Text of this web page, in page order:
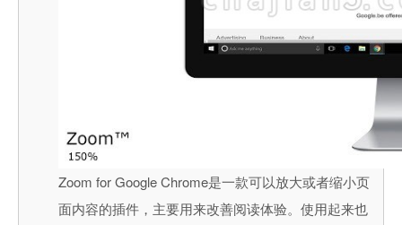
Zoom for Google Chrome是一款可以放大或者缩小页
面内容的插件，主要用来改善阅读体验。使用起来也